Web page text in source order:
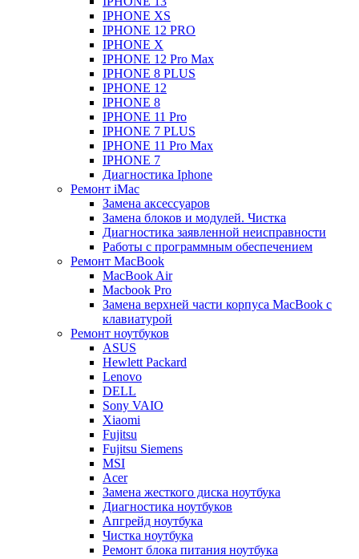
IPHONE XS
IPHONE 12 PRO
IPHONE X
IPHONE 12 Pro Max
IPHONE 8 PLUS
IPHONE 12
IPHONE 8
IPHONE 11 Pro
IPHONE 7 PLUS
IPHONE 11 Pro Max
IPHONE 7
Диагностика Iphone
Ремонт iMac
Замена аксессуаров
Замена блоков и модулей. Чистка
Диагностика заявленной неисправности
Работы с программным обеспечением
Ремонт MacBook
MacBook Air
Macbook Pro
Замена верхней части корпуса MacBook с
клавиатурой
Ремонт ноутбуков
ASUS
Hewlett Packard
Lenovo
DELL
Sony VAIO
Xiaomi
Fujitsu
Fujitsu Siemens
MSI
Acer
Замена жесткого диска ноутбука
Диагностика ноутбуков
Апгрейд ноутбука
Чистка ноутбука
Ремонт блока питания ноутбука